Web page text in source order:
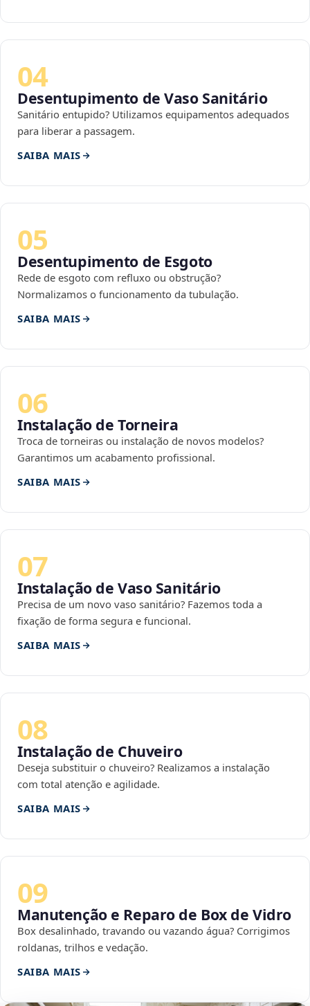
04
Desentupimento de Vaso Sanitário
Sanitário entupido? Utilizamos equipamentos adequados
para liberar a passagem.
SAIBA MAIS
05
Desentupimento de Esgoto
Rede de esgoto com refluxo ou obstrução?
Normalizamos o funcionamento da tubulação.
SAIBA MAIS
06
Instalação de Torneira
Troca de torneiras ou instalação de novos modelos?
Garantimos um acabamento profissional.
SAIBA MAIS
07
Instalação de Vaso Sanitário
Precisa de um novo vaso sanitário? Fazemos toda a
fixação de forma segura e funcional.
SAIBA MAIS
08
Instalação de Chuveiro
Deseja substituir o chuveiro? Realizamos a instalação
com total atenção e agilidade.
SAIBA MAIS
09
Manutenção e Reparo de Box de Vidro
Box desalinhado, travando ou vazando água? Corrigimos
roldanas, trilhos e vedação.
SAIBA MAIS